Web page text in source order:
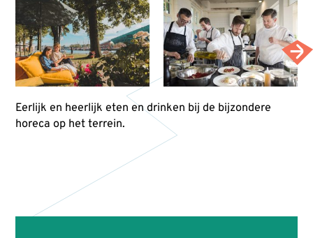
Eerlijk en heerlijk eten en drinken bij de bijzondere
horeca op het terrein.